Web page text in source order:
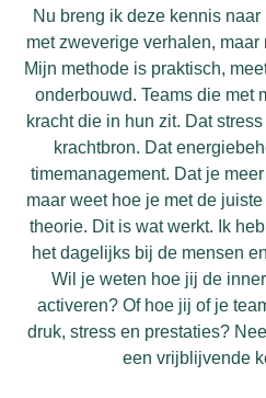
Nu breng ik deze kennis
met zweverige verhalen,
Mijn methode is praktisch,
onderbouwd. Teams die met
kracht die in hun zit. Dat
krachtbron. Dat
timemanagement. Dat je
maar weet hoe je met de
theorie. Dit is wat werkt. Ik
het dagelijks bij de mensen
Wil je weten hoe jij de
activeren? Of hoe jij of je
druk, stress en prestaties?
een vrijblijvende